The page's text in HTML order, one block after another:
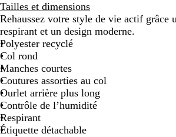
Tailles et dimensions
Rehaussez votre style de vie actif grâce
respirant et un design moderne.
Polyester recyclé
Col rond
Manches courtes
Coutures assorties au col
Ourlet arrière plus long
Contrôle de l’humidité
Respirant
Étiquette détachable